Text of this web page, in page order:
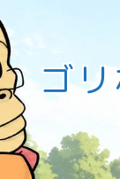
ゴ